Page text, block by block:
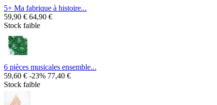
5+ Ma fabrique à histoire...
59,90 € 64,90 €
Stock faible
6 pièces musicales ensemble...
59,60 € -23% 77,40 €
Stock faible